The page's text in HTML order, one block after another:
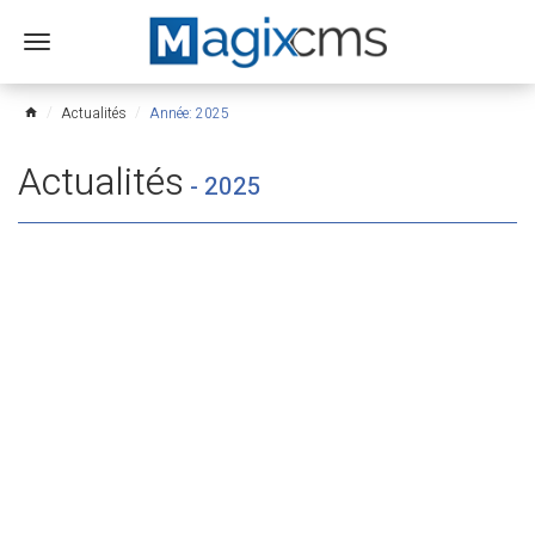
Ouvrir
menu
home Actualités Année: 2025
Actualités - 2025